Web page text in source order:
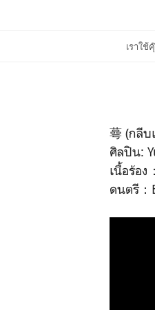
เราใช้
蕚 (กลีบ
ศิลปิน:
เนื้อร้อง
ดนตรี：